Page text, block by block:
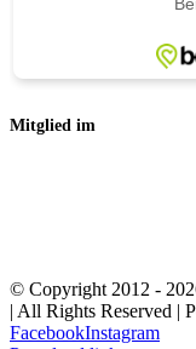
Mitglied im
© Copyright 2012 -
| All Rights Reserved |
FacebookInstagram